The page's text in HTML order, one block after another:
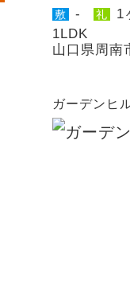
敷 - 礼
1
1LDK
山口県周南
ガーデンヒ